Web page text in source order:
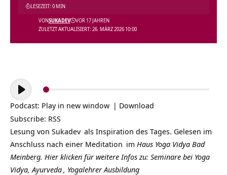
ZULETZT AKTUALISIERT: 26. MÄRZ 2026 10:00
VONSUKADEV VOR 17 JAHREN
LESEZEIT: 0 MIN
Audio-
Player
Podcast: Play in new window | Download
Subscribe: RSS
Lesung von Sukadev als Inspiration des Tages. Gelesen im
Anschluss nach einer Meditation im Haus Yoga Vidya Bad
Meinberg. Hier klicken für weitere Infos zu: Seminare bei Yoga
Vidya,Ayurveda, Yogalehrer Ausbildung